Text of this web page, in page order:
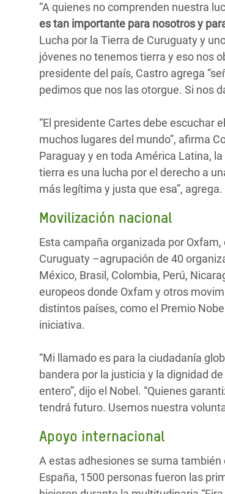
“A quienes no comprenden nuestra
es tan importante para nosotros y
Lucha por la Tierra de Curuguaty y
jóvenes no tenemos tierra y eso nos
presidente del país, Castro agrega
pedimos que nos las otorgue. Si nos
“El presidente Cartes debe escuchar
muchos lugares del mundo”, afirma
Paraguay y en toda América Latina,
tierra es una lucha por el derecho a
más legítima y justa que esa”, agrega.
Movilización nacional
Esta campaña organizada por
Curuguaty –agrupación de 40
México, Brasil, Colombia, Perú,
europeos donde Oxfam y otros
distintos países, como el Premio
iniciativa.
“Mi llamado es para la ciudadanía
bandera por la justicia y la dignidad
entero”, dijo el Nobel. “Quienes
tendrá futuro. Usemos nuestra
Apoyo internacional
A estas adhesiones se suma
España, 1500 personas fueron las